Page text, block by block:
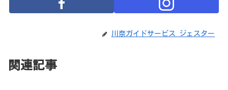
川奈ガイドサービス ジェスター
関連記事